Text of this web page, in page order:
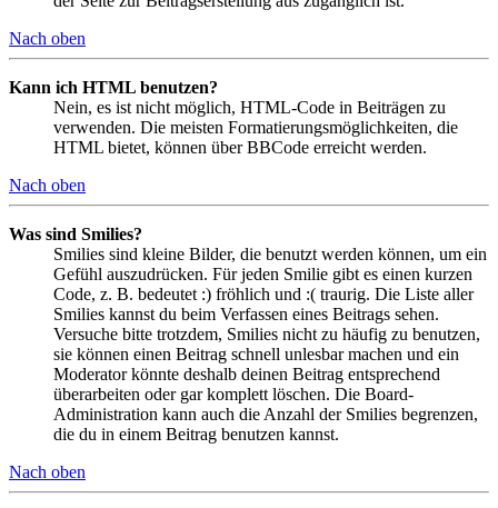
Nach oben
Kann ich HTML benutzen?
Nein, es ist nicht möglich, HTML-Code in Beiträgen zu
verwenden. Die meisten Formatierungsmöglichkeiten, die
HTML bietet, können über BBCode erreicht werden.
Nach oben
Was sind Smilies?
Smilies sind kleine Bilder, die benutzt werden können, um ein
Gefühl auszudrücken. Für jeden Smilie gibt es einen kurzen
Code, z. B. bedeutet :) fröhlich und :( traurig. Die Liste aller
Smilies kannst du beim Verfassen eines Beitrags sehen.
Versuche bitte trotzdem, Smilies nicht zu häufig zu benutzen,
sie können einen Beitrag schnell unlesbar machen und ein
Moderator könnte deshalb deinen Beitrag entsprechend
überarbeiten oder gar komplett löschen. Die Board-
Administration kann auch die Anzahl der Smilies begrenzen,
die du in einem Beitrag benutzen kannst.
Nach oben